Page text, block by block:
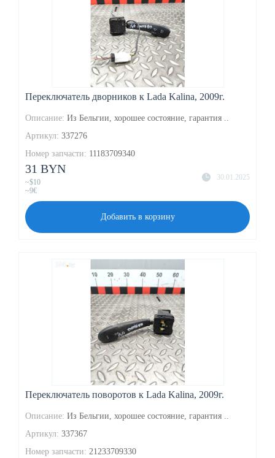
Переключатель дворников к Lada Kalina, 2009г.
Описание: Из Бельгии, хорошее состояние, гарантия ..
Артикул: 337276
Номер запчасти: 11183709340
30.01.2025
31 BYN
~$10
~9€
Добавить в корзину
Переключатель поворотов к Lada Kalina, 2009г.
Описание: Из Бельгии, хорошее состояние, гарантия ..
Артикул: 337367
Номер запчасти: 21233709330